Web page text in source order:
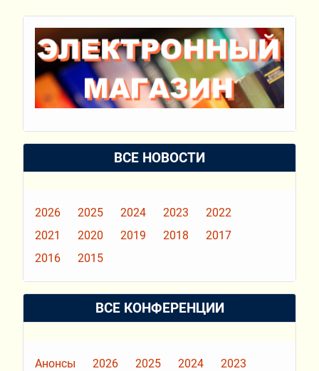
ВСЕ НОВОСТИ
2026 2025 2024 2023
2022
2021
2020 2019 2018
2017
2016
2015
ВСЕ КОНФЕРЕНЦИИ
Анонсы 2026 2025 2024
2023